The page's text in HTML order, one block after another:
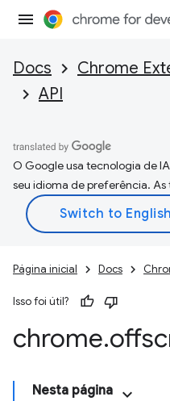
Docs Chrome
API
O Google usa tecnologia de
seu idioma de preferência.
Página inicial Docs
Isso foi útil?
chrome.
Nesta página